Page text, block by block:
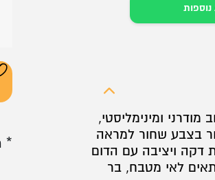
נוספות
מודרני ומינימליסטי,
בצבע שחור למראה
דקה ויציבה עם הדום
לאי מטבח, בר
*